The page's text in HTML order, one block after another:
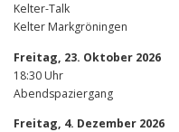
Kelter-Talk
Kelter Markgröningen
Freitag, 23. Oktober 2026
18:30 Uhr
Abendspaziergang
Freitag, 4. Dezember 2026